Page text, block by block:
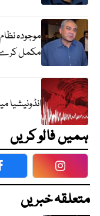
موجودہ
مکمل کرے
انڈونیشیا
ہمیں فالو کریں
متعلقہ خبریں